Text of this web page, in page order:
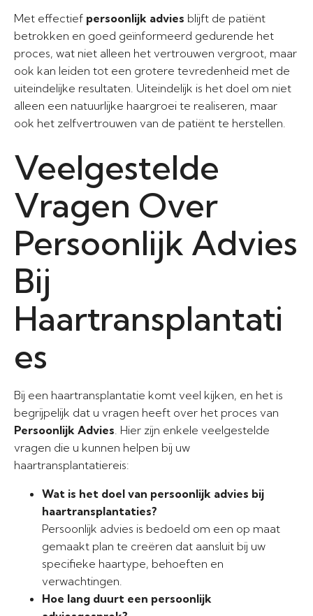
Met effectief persoonlijk advies blijft de patiënt
betrokken en goed geïnformeerd gedurende het
proces, wat niet alleen het vertrouwen vergroot, maar
ook kan leiden tot een grotere tevredenheid met de
uiteindelijke resultaten. Uiteindelijk is het doel om niet
alleen een natuurlijke haargroei te realiseren, maar
ook het zelfvertrouwen van de patiënt te herstellen.
Veelgestelde
Vragen Over
Persoonlijk Advies
Bij
Haartransplantati
es
Bij een haartransplantatie komt veel kijken, en het is
begrijpelijk dat u vragen heeft over het proces van
Persoonlijk Advies. Hier zijn enkele veelgestelde
vragen die u kunnen helpen bij uw
haartransplantatiereis:
Wat is het doel van persoonlijk advies bij
haartransplantaties?
Persoonlijk advies is bedoeld om een op maat
gemaakt plan te creëren dat aansluit bij uw
specifieke haartype, behoeften en
verwachtingen.
Hoe lang duurt een persoonlijk